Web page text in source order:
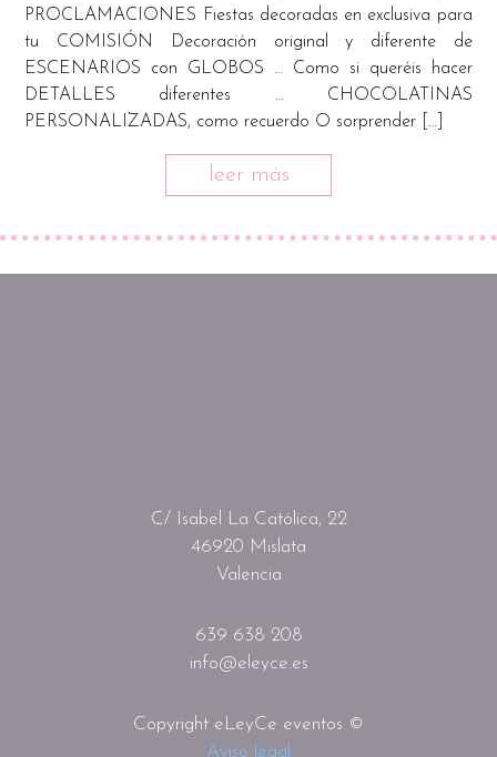
PROCLAMACIONES Fiestas decoradas en exclusiva para
tu COMISIÓN Decoración original y diferente de
ESCENARIOS con GLOBOS … Como si queréis hacer
DETALLES diferentes … CHOCOLATINAS
PERSONALIZADAS, como recuerdo O sorprender […]
leer más
C/ Isabel La Católica, 22
46920 Mislata
Valencia
639 638 208
info@eleyce.es
Copyright eLeyCe eventos ©
Aviso legal